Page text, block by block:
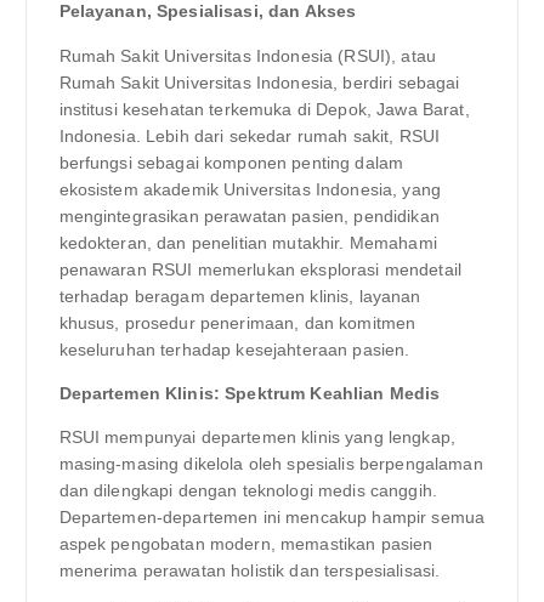
Pelayanan, Spesialisasi, dan Akses
Rumah Sakit Universitas Indonesia (RSUI), atau
Rumah Sakit Universitas Indonesia, berdiri sebagai
institusi kesehatan terkemuka di Depok, Jawa Barat,
Indonesia. Lebih dari sekedar rumah sakit, RSUI
berfungsi sebagai komponen penting dalam
ekosistem akademik Universitas Indonesia, yang
mengintegrasikan perawatan pasien, pendidikan
kedokteran, dan penelitian mutakhir. Memahami
penawaran RSUI memerlukan eksplorasi mendetail
terhadap beragam departemen klinis, layanan
khusus, prosedur penerimaan, dan komitmen
keseluruhan terhadap kesejahteraan pasien.
Departemen Klinis: Spektrum Keahlian Medis
RSUI mempunyai departemen klinis yang lengkap,
masing-masing dikelola oleh spesialis berpengalaman
dan dilengkapi dengan teknologi medis canggih.
Departemen-departemen ini mencakup hampir semua
aspek pengobatan modern, memastikan pasien
menerima perawatan holistik dan terspesialisasi.